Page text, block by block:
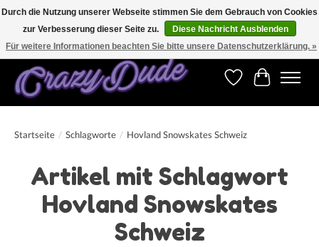
Versandkostenfrei bestellen ab CHF 200.00 in der Schweiz und ab EUR 250.00 in den
meisten Ländern weltweit.
Wunschzettel
Ihr
Startseite / Schlagworte / Hovland Snowskates Schweiz
Artikel mit Schlagwort
Hovland Snowskates
Schweiz
Durch die Nutzung unserer Webseite stimmen Sie dem Gebrauch von Cookies
zur Verbesserung dieser Seite zu.
Diese Nachricht Ausblenden
Für weitere Informationen beachten Sie bitte unsere Datenschutzerklärung. »